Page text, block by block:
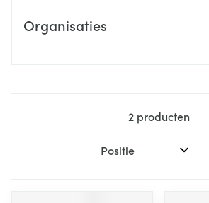
Organisaties
2producten
Sorteer op: